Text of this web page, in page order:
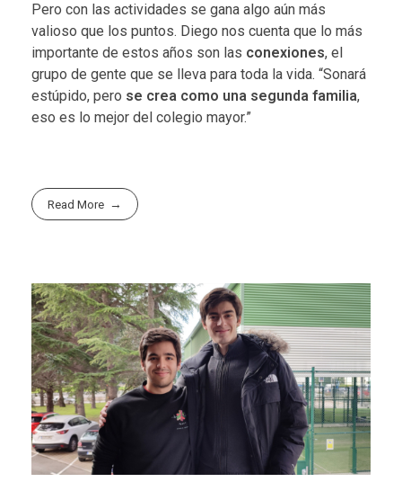
Pero con las actividades se gana algo aún más
valioso que los puntos. Diego nos cuenta que lo más
importante de estos años son las conexiones, el
grupo de gente que se lleva para toda la vida. “Sonará
estúpido, pero se crea como una segunda familia,
eso es lo mejor del colegio mayor.”
Read More